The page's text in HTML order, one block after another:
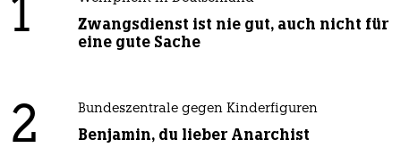
1
Zwangsdienst ist nie gut, auch nicht für
eine gute Sache
2 Bundeszentrale gegen Kinderfiguren
Benjamin, du lieber Anarchist